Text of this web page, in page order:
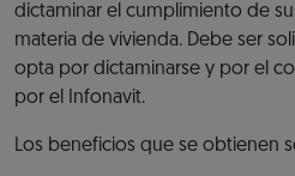
dictaminar el cumplimiento de
materia de vivienda. Debe ser
opta por dictaminarse y por el
por el Infonavit.
Los beneficios que se obtienen